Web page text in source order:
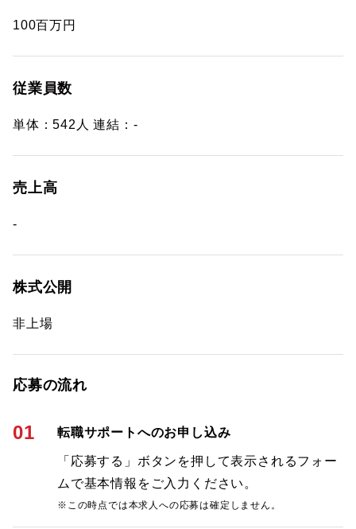
100百万円
従業員数
単体：542人 連結：-
売上高
-
株式公開
非上場
応募の流れ
01 転職サポートへのお申し込み
「応募する」ボタンを押して表示されるフォー
ムで基本情報をご入力ください。
※この時点では本求人への応募は確定しません。